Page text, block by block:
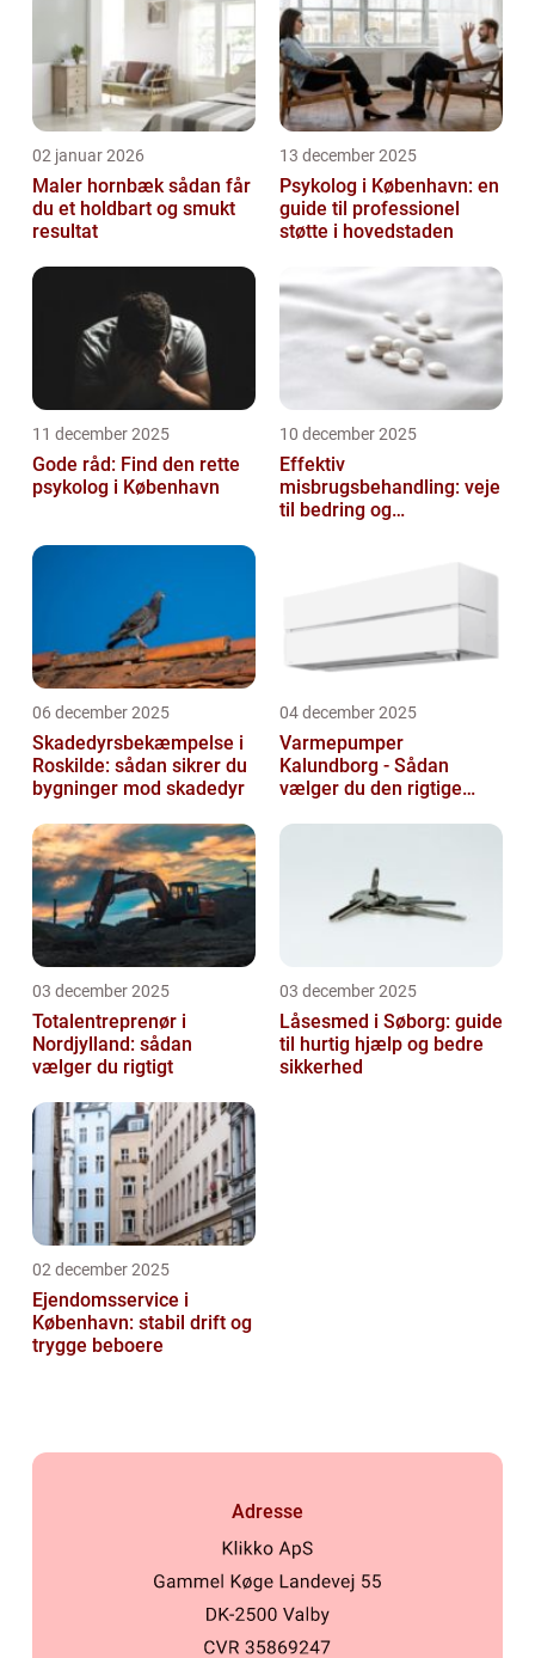
02 januar 2026
Maler hornbæk sådan får
du et holdbart og smukt
resultat
13 december 2025
Psykolog i København: en
guide til professionel
støtte i hovedstaden
11 december 2025
Gode råd: Find den rette
psykolog i København
10 december 2025
Effektiv
misbrugsbehandling: veje
til bedring og
06 december 2025
Skadedyrsbekæmpelse i
Roskilde: sådan sikrer du
bygninger mod skadedyr
04 december 2025
Varmepumper
Kalundborg - Sådan
vælger du den rigtige
03 december 2025
Totalentreprenør i
Nordjylland: sådan
vælger du rigtigt
03 december 2025
Låsesmed i Søborg: guide
til hurtig hjælp og bedre
sikkerhed
02 december 2025
Ejendomsservice i
København: stabil drift og
trygge beboere
Adresse